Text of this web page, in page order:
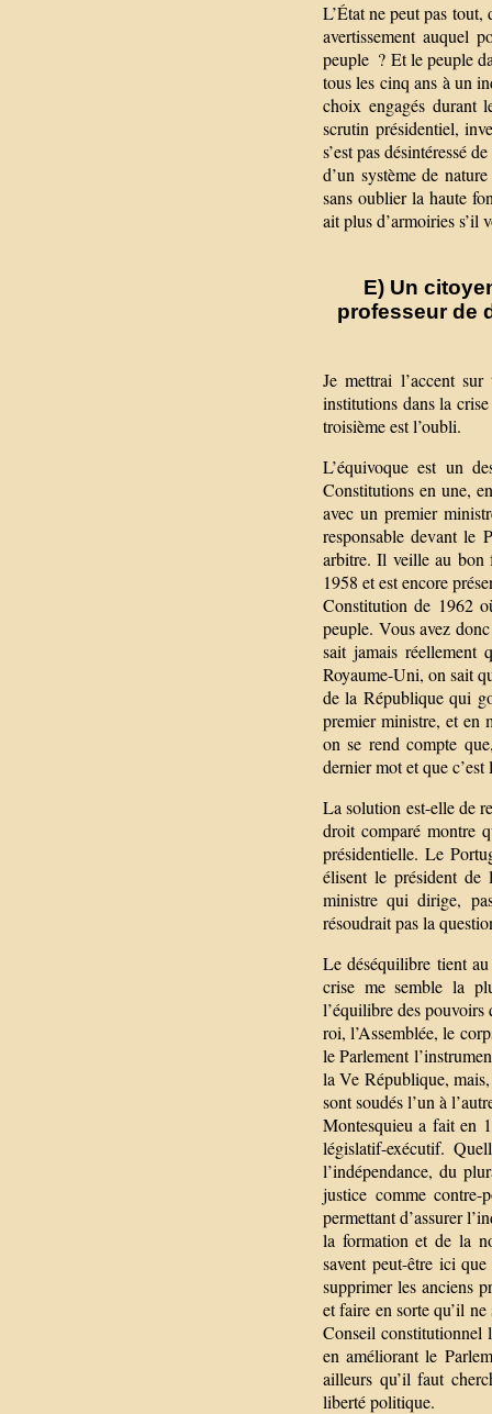
L’État ne peut pas
avertissement auquel
peuple ? Et le peuple
tous les cinq ans à un
choix engagés durant
scrutin présidentiel,
s’est pas désintéressé
d’un système de
sans oublier la haute
ait plus d’armoiries s’il
E) Un
professeur de
Je mettrai l’accent
institutions dans la
troisième est l’oubli.
L’équivoque est un
Constitutions en une,
avec un premier
responsable devant le
arbitre. Il veille au bon
1958 et est encore
Constitution de 1962
peuple. Vous avez
sait jamais réellement
Royaume-Uni, on sait
de la République qui
premier ministre, et en
on se rend compte
dernier mot et que
La solution est-elle de
droit comparé montre
présidentielle. Le
élisent le président de
ministre qui dirige,
résoudrait pas la
Le déséquilibre tient
crise me semble la
l’équilibre des
roi, l’Assemblée, le
le Parlement
la Ve République,
sont soudés l’un à
Montesquieu a fait en
législatif-exécutif.
l’indépendance, du
justice comme
permettant d’assurer
la formation et de la
savent peut-être ici
supprimer les anciens
et faire en sorte qu’il
Conseil constitutionnel
en améliorant le
ailleurs qu’il faut
liberté politique.